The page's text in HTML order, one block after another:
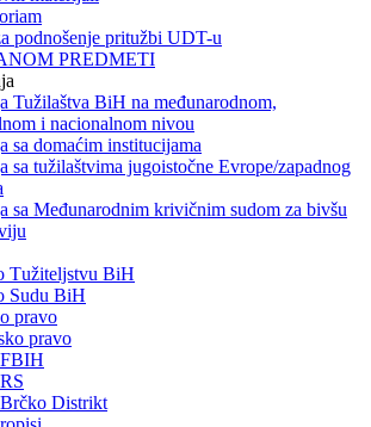
podnošenje pritužbi UDT-u
PREDMETI
Tužilaštva BiH na međunarodnom,
i nacionalnom nivou
sa domaćim institucijama
sa tužilaštvima jugoistočne Evrope/zapadnog
sa Međunarodnim krivičnim sudom za bivšu
Тužiteljstvu BiH
Sudu BiH
pravo
pravo
Distrikt